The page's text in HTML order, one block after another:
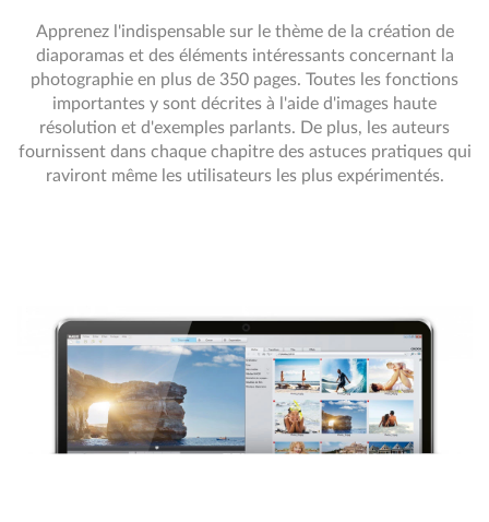
Apprenez l'indispensable sur le thème de la création de
diaporamas et des éléments intéressants concernant la
photographie en plus de 350 pages. Toutes les fonctions
importantes y sont décrites à l'aide d'images haute
résolution et d'exemples parlants. De plus, les auteurs
fournissent dans chaque chapitre des astuces pratiques qui
raviront même les utilisateurs les plus expérimentés.